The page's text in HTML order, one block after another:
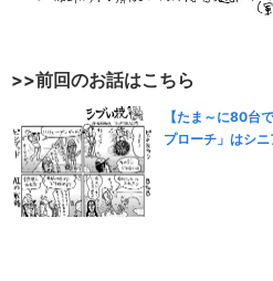
>>前回のお話はこちら
【たま～に80台
プローチ」はシニ